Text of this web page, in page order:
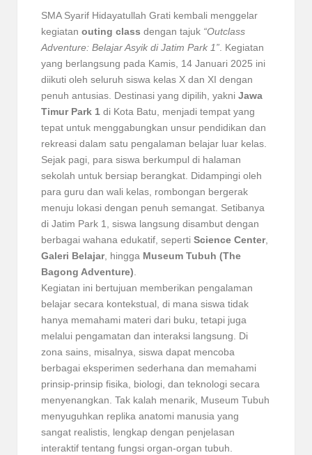
SMA Syarif Hidayatullah Grati kembali menggelar
kegiatan outing class dengan tajuk “Outclass
Adventure: Belajar Asyik di Jatim Park 1”. Kegiatan
yang berlangsung pada Kamis, 14 Januari 2025 ini
diikuti oleh seluruh siswa kelas X dan XI dengan
penuh antusias. Destinasi yang dipilih, yakni Jawa
Timur Park 1 di Kota Batu, menjadi tempat yang
tepat untuk menggabungkan unsur pendidikan dan
rekreasi dalam satu pengalaman belajar luar kelas.
Sejak pagi, para siswa berkumpul di halaman
sekolah untuk bersiap berangkat. Didampingi oleh
para guru dan wali kelas, rombongan bergerak
menuju lokasi dengan penuh semangat. Setibanya
di Jatim Park 1, siswa langsung disambut dengan
berbagai wahana edukatif, seperti Science Center,
Galeri Belajar, hingga Museum Tubuh (The
Bagong Adventure).
Kegiatan ini bertujuan memberikan pengalaman
belajar secara kontekstual, di mana siswa tidak
hanya memahami materi dari buku, tetapi juga
melalui pengamatan dan interaksi langsung. Di
zona sains, misalnya, siswa dapat mencoba
berbagai eksperimen sederhana dan memahami
prinsip-prinsip fisika, biologi, dan teknologi secara
menyenangkan. Tak kalah menarik, Museum Tubuh
menyuguhkan replika anatomi manusia yang
sangat realistis, lengkap dengan penjelasan
interaktif tentang fungsi organ-organ tubuh.